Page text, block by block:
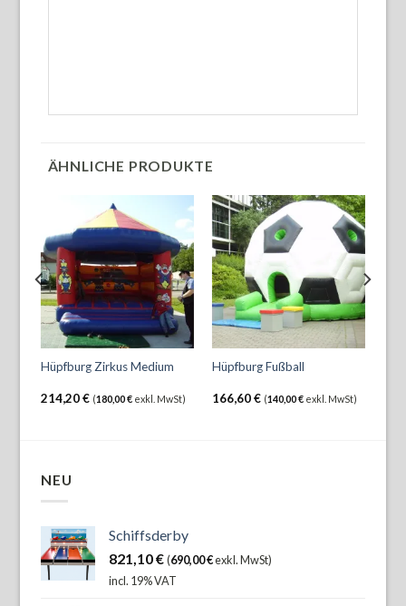
ÄHNLICHE PRODUKTE
Hüpfburg Zirkus Medium
214,20€ (180,00€ exkl. MwSt)
Hüpfburg Fußball
166,60€ (140,00€exkl. MwSt)
NEU
Schiffsderby
821,10€ (690,00€exkl. MwSt)
incl. 19% VAT